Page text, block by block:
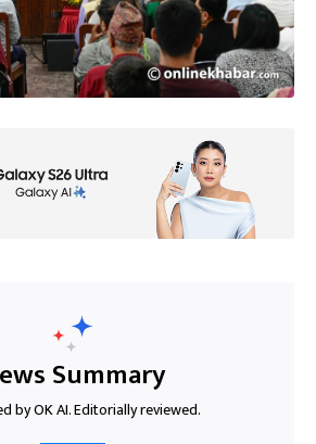
Summary
by OK AI. Editorially reviewed.